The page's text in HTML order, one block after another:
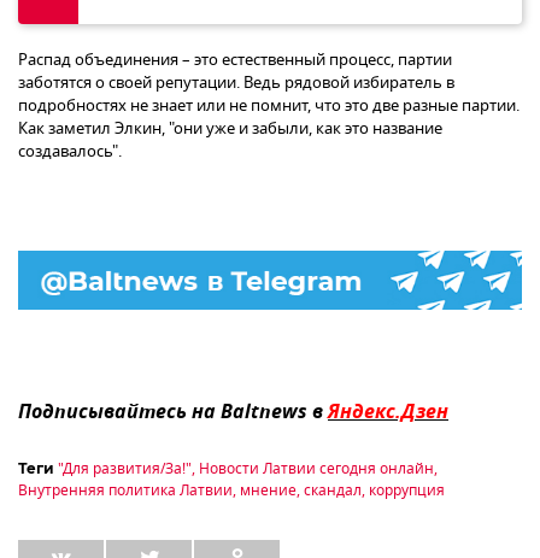
Распад объединения – это естественный процесс, партии
заботятся о своей репутации. Ведь рядовой избиратель в
подробностях не знает или не помнит, что это две разные партии.
Как заметил Элкин, "они уже и забыли, как это название
создавалось".
Подписывайтесь на Baltnews вЯндекс.Дзен
Теги "Для развития/За!", Новости Латвии сегодня онлайн,
Внутренняя политика Латвии, мнение,скандал, коррупция